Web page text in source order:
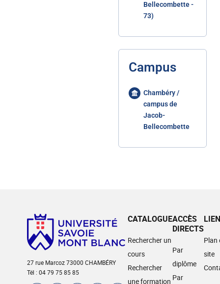
Bellecombette -
73)
Campus
Chambéry /
campus de
Jacob-
Bellecombette
27 rue Marcoz 73000 CHAMBÉRY
Tél : 04 79 75 85 85
CATALOGUE
Rechercher un
cours
Rechercher
une formation
ACCÈS
DIRECTS
Par
diplôme
Par
Plan
site